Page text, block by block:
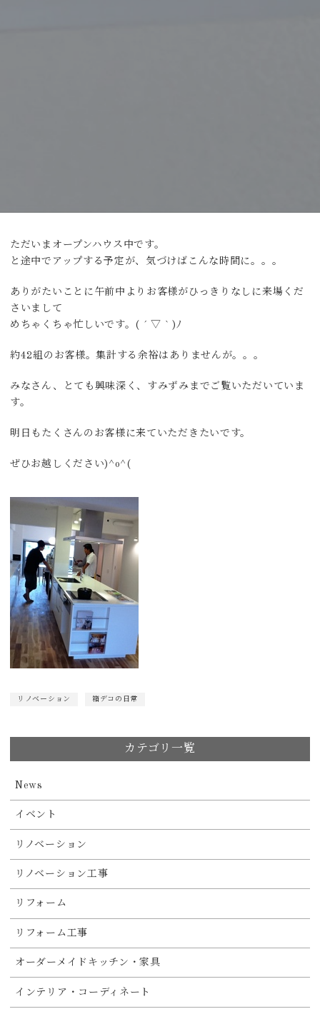
ただいまオープンハウス中です。
と途中でアップする予定が、気づけばこんな時間に。。。
ありがたいことに午前中よりお客様がひっきりなしに来場くだ
さいまして
めちゃくちゃ忙しいです。( ´ ▽ ` )ﾉ
約42組のお客様。集計する余裕はありませんが。。。
みなさん、とても興味深く、すみずみまでご覧いただいていま
す。
明日もたくさんのお客様に来ていただきたいです。
ぜひお越しください)^o^(
リノベーション 箱デコの日常
カテゴリ一覧
News
イベント
リノベーション
リノベーション工事
リフォーム
リフォーム工事
オーダーメイドキッチン・家具
インテリア・コーディネート